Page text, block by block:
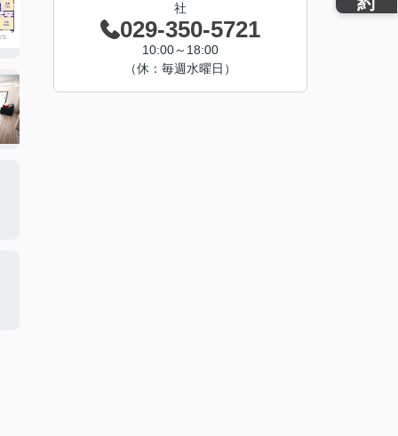
社
029-350-5721
10:00～18:00
（休：毎週水曜日）